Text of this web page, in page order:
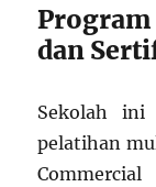
dan
Sekolah ini
pelatihan